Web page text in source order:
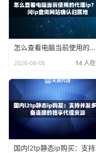
用户结合强密码管理，
：在静态环境、
安全性更高；而在动态IP
景下，账密认证配合严
平。
效率与便捷性：
除了安全，效率直接影
白名单认证在首次设置
效。程序或工具无需再
怎么查看电脑当前使用的代理ip？访问ip查询网站确认归属地
2026-08-06 14 人
国内